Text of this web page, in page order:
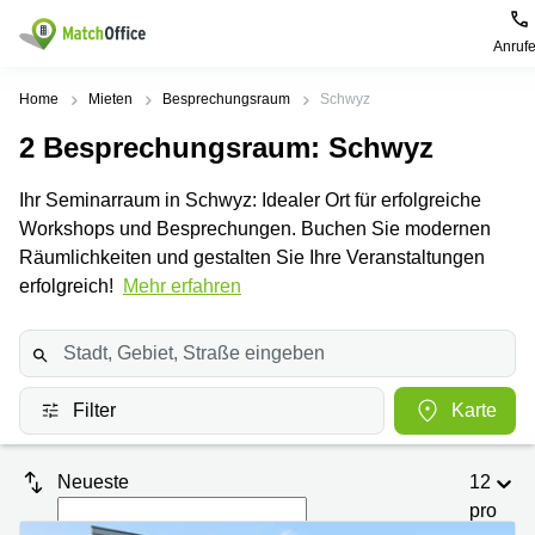
Mieten / Vermieten
Produktseiten
Büro
Business
Center
Virtuelle
Besprechungsräume
Beliebte
Coworking
Zürich
Coworking
Coworking
Basel
Coworking
Luzern
Coworking
Lugano
Beliebte
Leutschenbachstrasse
95 Zürich
Bahnhofplatz
Bahnhofstrasse
10 Zürich
Bahnhofstrasse
100 Zürich
Europaallee
41 Zürich
Hilfe
Über uns
Büro vermieten
Preis
Anmelden
Sprache wählen
French
Home Mieten Besprechungsraum Schwyz
2 Besprechungsraum: Schwyz
Ihr Seminarraum in Schwyz: Idealer Ort für erfolgreiche
Workshops und Besprechungen. Buchen Sie modernen
Räumlichkeiten und gestalten Sie Ihre Veranstaltungen
erfolgreich!
Mehr erfahren
Filter Karte
Neueste
12
pro